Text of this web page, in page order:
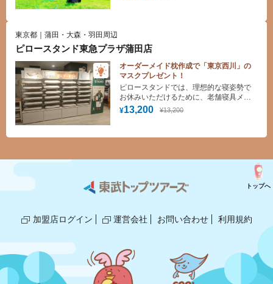
東京都｜蒲田・大森・羽田周辺
ピロースタンド東急プラザ蒲田店
オーダーメイド枕作成で「東京西川」の
マスクプレゼント！
¥13,200 ¥13,200
ピロースタンドでは、理想的な寝姿勢で
お休みいただけるために、老舗寝具メー
カー「東京西川」プロデュースのオーダ
ーメイド枕をその場で計測＆お渡しでき
目覚めるためにまくら選びにこだわって
加盟店ログイン 運営会社 お問い合わせ 利用規約
トップへ